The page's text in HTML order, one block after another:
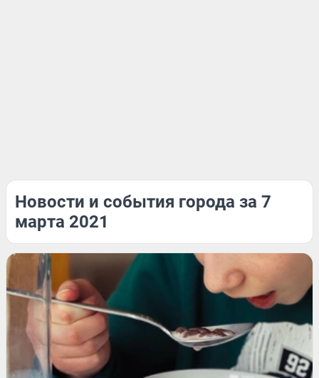
Новости и события города за 7
марта 2021